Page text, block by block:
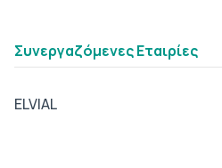
Συνεργαζόμενες Eταιρίες
ELVIAL